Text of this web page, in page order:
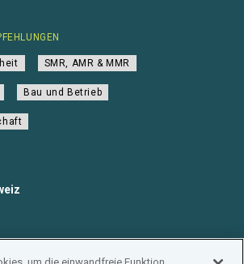
SMR, AMR & MMR
Bau und Betrieb